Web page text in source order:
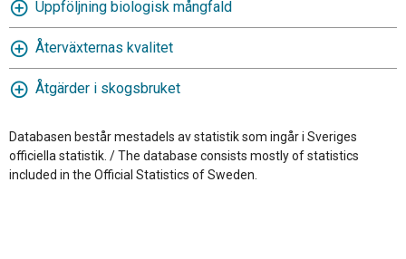
Uppföljning biologisk mångfald
Återväxternas kvalitet
Åtgärder i skogsbruket
Databasen består mestadels av statistik som ingår i Sveriges
officiella statistik. / The database consists mostly of statistics
included in the Official Statistics of Sweden.